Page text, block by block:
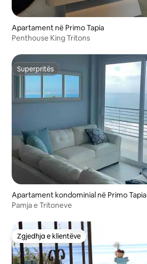
Apartament në Primo Tapia
Penthouse King Tritons
Superpritës
Superpritës
Apartament kondominial në Primo Tapia
Pamja e Tritoneve
Zgjedhja e klientëve
Zgjedhja e klientëve